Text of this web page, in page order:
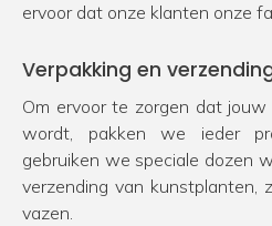
ervoor dat onze klanten onze
Verpakking en
Om ervoor te zorgen dat
wordt, pakken we ieder
gebruiken we speciale dozen
verzending van kunstplanten,
vazen.